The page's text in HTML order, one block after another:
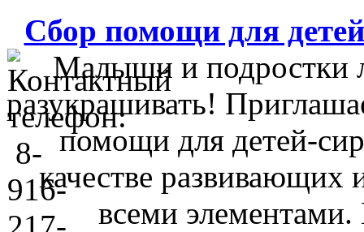
Сбор помощи для
Малыши и подростки
разукрашивать!
помощи для детей-
качестве
всеми